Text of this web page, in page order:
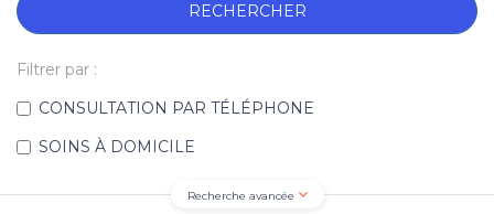
RECHERCHER
Filtrer par :
CONSULTATION PAR TÉLÉPHONE
SOINS À DOMICILE
Recherche avancée